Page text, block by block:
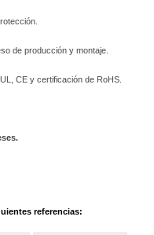
de producción y montaje.
CE y certificación de RoHS.
referencias: